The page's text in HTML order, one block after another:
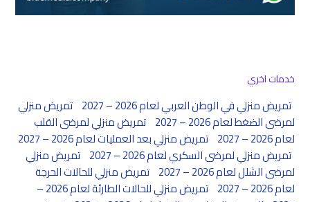
خدمات اخري
تمريض منزلي في الوطن العربي لعام 2026 – 2027
تمريض منزلي
لمرضى الضغط لعام 2026 – 2027
تمريض منزلي لمرضى القلب
لعام 2026 – 2027
تمريض منزلي بعد العمليات لعام 2026 – 2027
تمريض منزلي لمرضى السكري لعام 2026 – 2027
تمريض منزلي
لمرضى الشلل لعام 2026 – 2027
تمريض منزلي للحالات الحرجة
لعام 2026 – 2027
تمريض منزلي للحالات الطارئة لعام 2026 –